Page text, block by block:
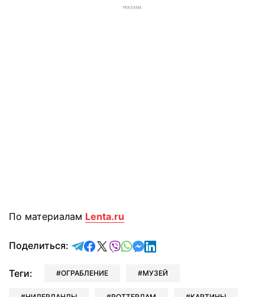
РЕКЛАМА
По материалам Lenta.ru
Поделиться: отправить в Telegram
поделиться в Facebook
поделиться в X
отправить в Viber
отправить в Whatsapp
отправить в Messenger
отправить в LinkedIn
Теги: ОГРАБЛЕНИЕ МУЗЕЙ